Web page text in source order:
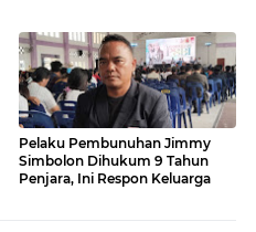
Pelaku Pembunuhan Jimmy
Simbolon Dihukum 9 Tahun
Penjara, Ini Respon Keluarga